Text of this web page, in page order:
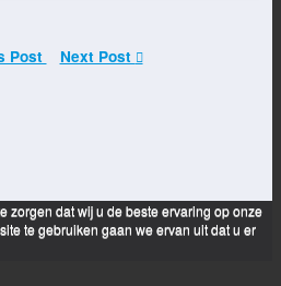
Post Next Post
zorgen dat wij u de beste ervaring op onze
te gebruiken gaan we ervan uit dat u er